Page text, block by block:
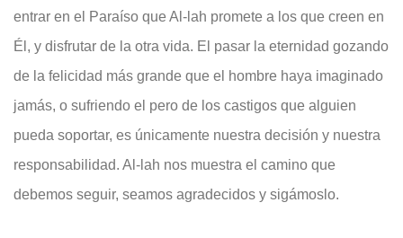
entrar en el Paraíso que Al-lah promete a los que creen en
Él, y disfrutar de la otra vida. El pasar la eternidad gozando
de la felicidad más grande que el hombre haya imaginado
jamás, o sufriendo el pero de los castigos que alguien
pueda soportar, es únicamente nuestra decisión y nuestra
responsabilidad. Al-lah nos muestra el camino que
debemos seguir, seamos agradecidos y sigámoslo.